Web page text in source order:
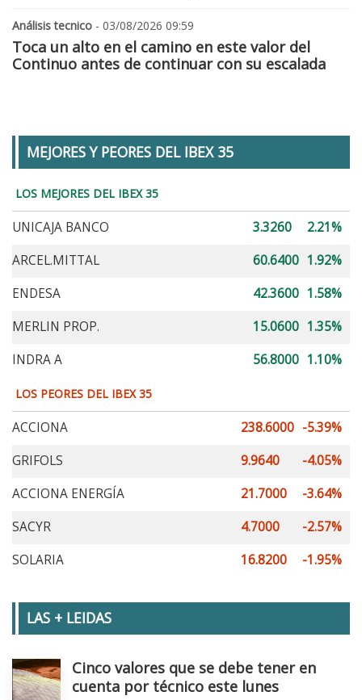
Análisis tecnico - 03/08/2026 09:59
Toca un alto en el camino en este valor del
Continuo antes de continuar con su escalada
MEJORES Y PEORES DEL IBEX 35
LOS MEJORES DEL IBEX 35
UNICAJA BANCO 3.3260
2.21%
ARCEL.MITTAL
60.6400 1.92%
ENDESA
42.3600 1.58%
MERLIN PROP.
15.0600 1.35%
INDRA A
56.8000 1.10%
LOS PEORES DEL IBEX 35
ACCIONA 238.6000 -5.39%
GRIFOLS
9.9640
-4.05%
ACCIONA ENERGÍA
21.7000
-3.64%
SACYR
4.7000
-2.57%
SOLARIA
16.8200 -1.95%
LAS + LEIDAS
Cinco valores que se debe tener en
cuenta por técnico este lunes